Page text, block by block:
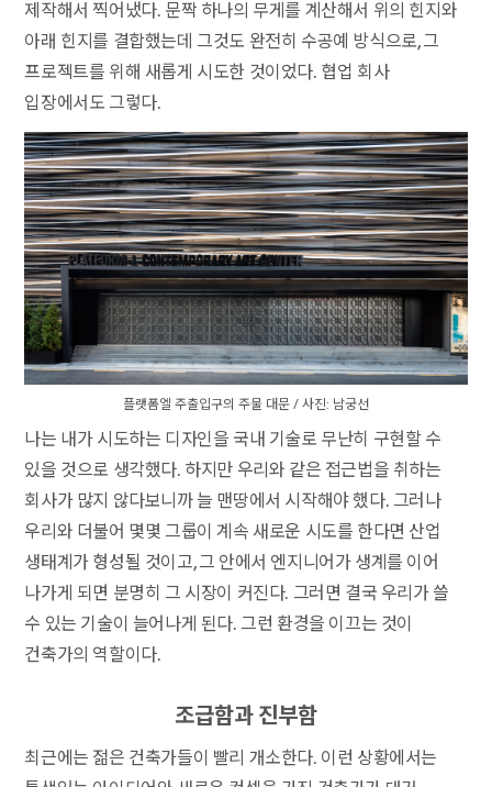
제작해서 찍어냈다. 문짝 하나의 무게를 계산해서 위의 힌지와
아래 힌지를 결합했는데 그것도 완전히 수공예 방식으로, 그
프로젝트를 위해 새롭게 시도한 것이었다. 협업 회사
입장에서도 그렇다.
플랫폼엘 주출입구의 주물 대문 / 사진: 남궁선
나는 내가 시도하는 디자인을 국내 기술로 무난히 구현할 수
있을 것으로 생각했다. 하지만 우리와 같은 접근법을 취하는
회사가 많지 않다보니까 늘 맨땅에서 시작해야 했다. 그러나
우리와 더불어 몇몇 그룹이 계속 새로운 시도를 한다면 산업
생태계가 형성될 것이고, 그 안에서 엔지니어가 생계를 이어
나가게 되면 분명히 그 시장이 커진다. 그러면 결국 우리가 쓸
수 있는 기술이 늘어나게 된다. 그런 환경을 이끄는 것이
건축가의 역할이다.
조급함과 진부함
최근에는 젊은 건축가들이 빨리 개소한다. 이런 상황에서는